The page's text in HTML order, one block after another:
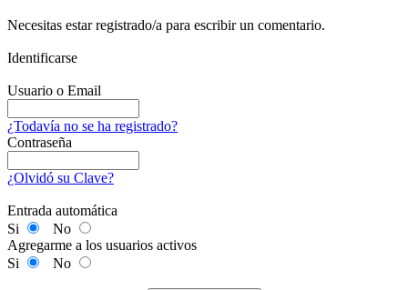
Necesitas estar registrado/a para escribir un comentario.
Identificarse
Usuario o Email
¿Todavía no se ha registrado?
Contraseña
¿Olvidó su Clave?
Entrada automática
Si
No
Agregarme a los usuarios activos
Si
No